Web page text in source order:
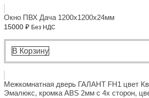
Окно ПВХ Дача 1200x1200x24мм
15000 ₽ Без НДС
В Корзину
Межкомнатная дверь ГАЛАНТ FH1 цвет
Эмалюкс, кромка ABS 2мм с 4х сторон,